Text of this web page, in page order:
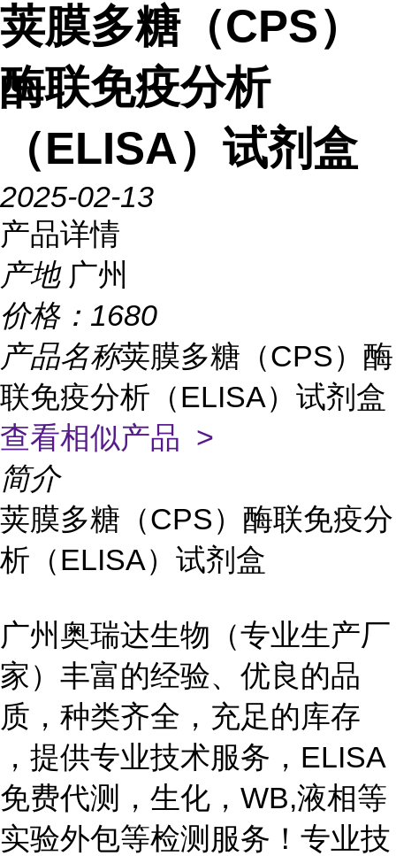
荚膜多糖（CPS）
酶联免疫分析
（ELISA）试剂盒
2025-02-13
产品详情
产地 广州
价格： 1680
产品名称荚膜多糖（CPS）酶
联免疫分析（ELISA）试剂盒
查看相似产品 >
简介
荚膜多糖（CPS）酶联免疫分
析（ELISA）试剂盒
广州奥瑞达生物（专业生产厂
家）丰富的经验、优良的品
质，种类齐全，充足的库存
，提供专业技术服务，ELISA
免费代测，生化，WB,液相等
实验外包等检测服务！专业技